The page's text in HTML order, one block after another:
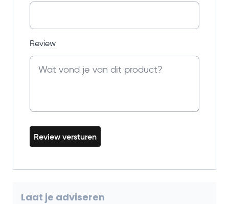
Review
Review versturen
Laat je adviseren